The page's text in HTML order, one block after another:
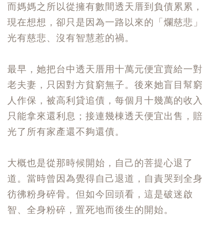
而媽媽之所以從擁有數間透天厝到負債累累，
現在想想，卻只是因為一路以來的「爛慈悲」
光有慈悲、沒有智慧惹的禍。
最早，她把台中透天厝用十萬元便宜賣給一對
老夫妻，只因對方貧窮無子。後來她盲目幫窮
人作保，被高利貸追債，每個月十幾萬的收入
只能拿來還利息；接連幾棟透天便宜出售，賠
光了所有家產還不夠還債。
大概也是從那時候開始，自己的菩提心退了
道。當時曾因為覺得自己退道，自責哭到全身
彷彿粉身碎骨。但如今回頭看，這是破迷啟
智、全身粉碎，置死地而後生的開始。